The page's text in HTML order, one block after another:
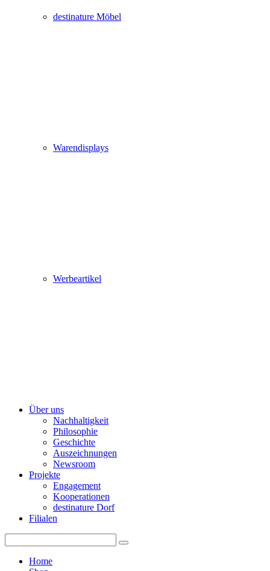
destinature Möbel
Warendisplays
Werbeartikel
Über uns
Nachhaltigkeit
Philosophie
Geschichte
Auszeichnungen
Newsroom
Projekte
Engagement
Kooperationen
destinature Dorf
Filialen
Home